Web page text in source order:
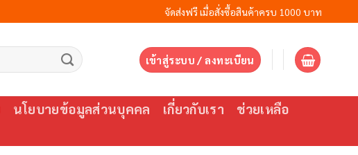
จัดส่งฟรี เมื่อสั่งซื้อสินค้าครบ 1000 บาท
เข้าสู่ระบบ / ลงทะเบียน
นโยบายข้อมูลส่วนบุคคล เกี่ยวกับเรา
ช่วยเหลือ